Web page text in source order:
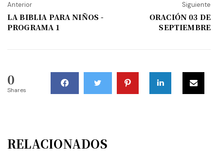
Anterior
LA BIBLIA PARA NIÑOS -
PROGRAMA 1
Siguiente
ORACIÓN 03 DE
SEPTIEMBRE
0
Shares
RELACIONADOS